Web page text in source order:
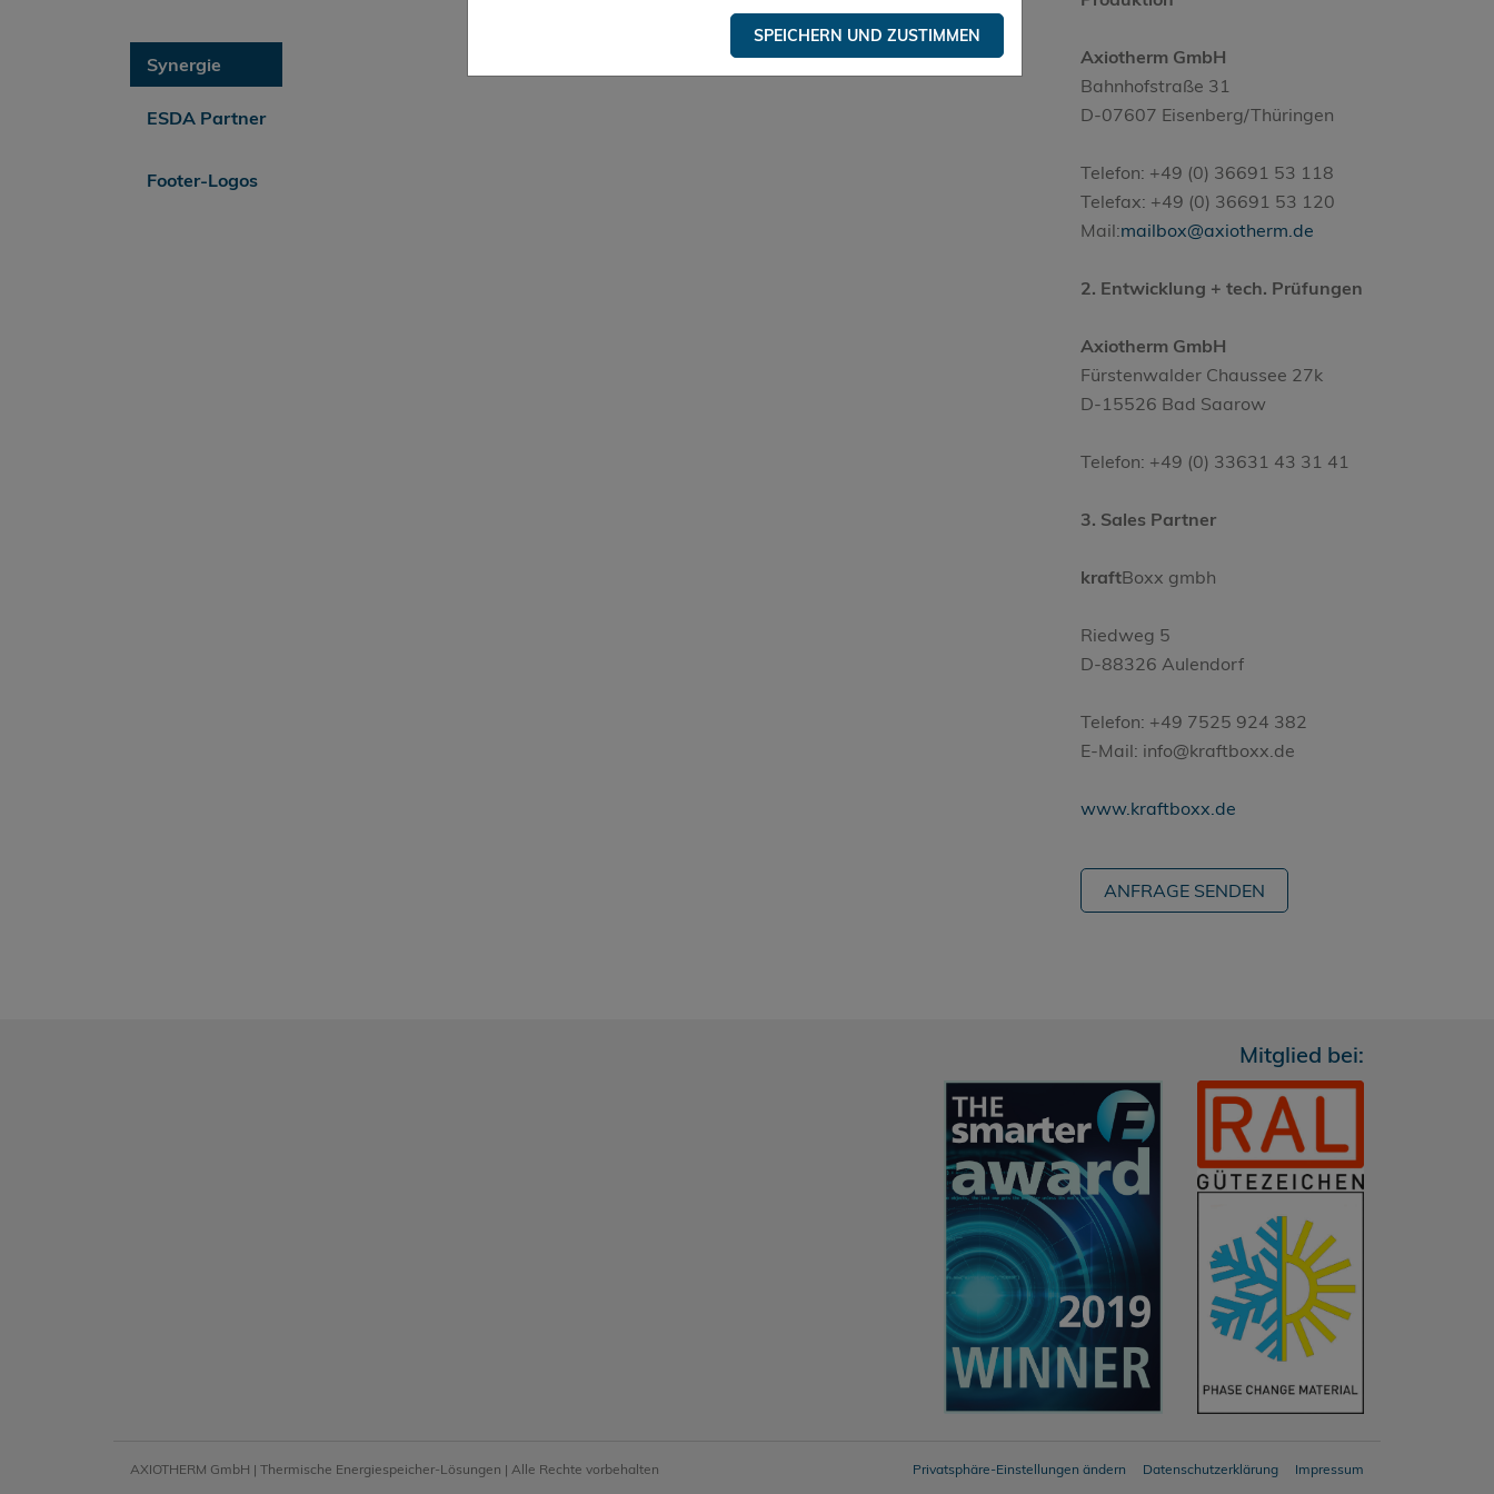
SPEICHERN UND ZUSTIMMEN
Synergie
ESDA Partner
Footer-Logos
Axiotherm GmbH
Bahnhofstraße 31
D-07607 Eisenberg/Thüringen
Telefon: +49 (0) 36691 53 118
Telefax: +49 (0) 36691 53 120
Mail:mailbox@axiotherm.de
2. Entwicklung + tech. Prüfungen
Axiotherm GmbH
Fürstenwalder Chaussee 27k
D-15526 Bad Saarow
Telefon: +49 (0) 33631 43 31 41
3. Sales Partner
kraftBoxx gmbh
Riedweg 5
D-88326 Aulendorf
Telefon: +49 7525 924 382
E-Mail: info@kraftboxx.de
www.kraftboxx.de
ANFRAGE SENDEN
Mitglied bei:
AXIOTHERM GmbH | Thermische Energiespeicher-Lösungen | Alle Rechte vorbehalten Impressum
Datenschutzerklärung
Privatsphäre-Einstellungen ändern